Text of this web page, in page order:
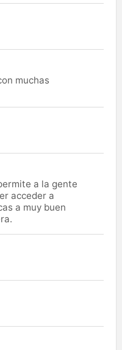
muchas
a la gente
acceder a
a muy buen